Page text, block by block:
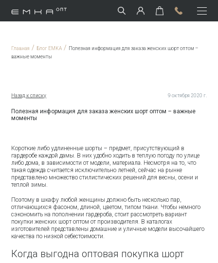
Главная / Блог EMKA /
Полезная информация для заказа женских шорт оптом –
важные моменты
Назад к списку 9 октября 2020 г.
Полезная информация для заказа женских шорт оптом – важные
моменты
Короткие либо удлиненные шорты – предмет, присутствующий в
гардеробе каждой дамы. В них удобно ходить в теплую погоду по улице
либо дома, в зависимости от модели, материала. Несмотря на то, что
такая одежда считается исключительно летней, сейчас на рынке
представлено множество стилистических решений для весны, осени и
теплой зимы.
Поэтому в шкафу любой женщины должно быть несколько пар,
отличающихся фасоном, длиной, цветом, типом ткани. Чтобы немного
сэкономить на пополнении гардероба, стоит рассмотреть вариант
покупки женских шорт оптом от производителя. В каталогах
изготовителей представлены домашние и уличные модели высочайшего
качества по низкой себестоимости.
Когда выгодна оптовая покупка шорт